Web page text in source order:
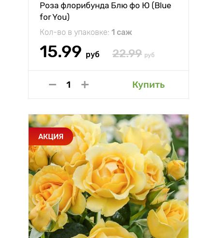
Роза флорибунда Блю фо Ю (Blue
for You)
Кол-во в упаковке: 1 саж
15.99 руб 22.99 руб
Купить
АКЦИЯ